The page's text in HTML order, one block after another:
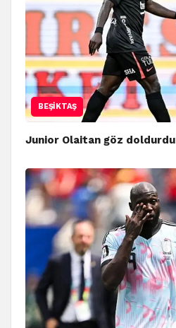
BEŞIKTAŞ
Junior Olaitan göz doldurdu